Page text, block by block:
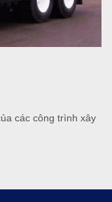
các công trình xây